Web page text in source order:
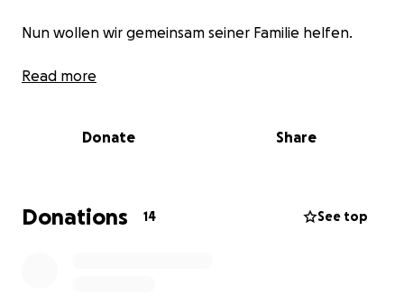
Nun wollen wir gemeinsam seiner Familie helfen.
Ebenfalls wollen wir Kolleginnen und Kollegen von
IPA Verbindungsstelle Villingen-Schwenningen
Read more
Donate Share
Donations 14 See top